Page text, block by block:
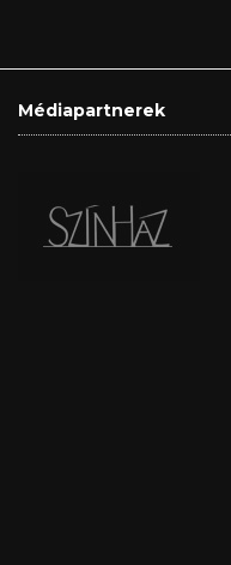
Médiapartnerek